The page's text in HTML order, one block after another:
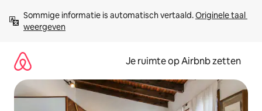
direct
naar
Sommige informatie is automatisch vertaald. Originele taal
weergeven
Je ruimte op Airbnb zetten